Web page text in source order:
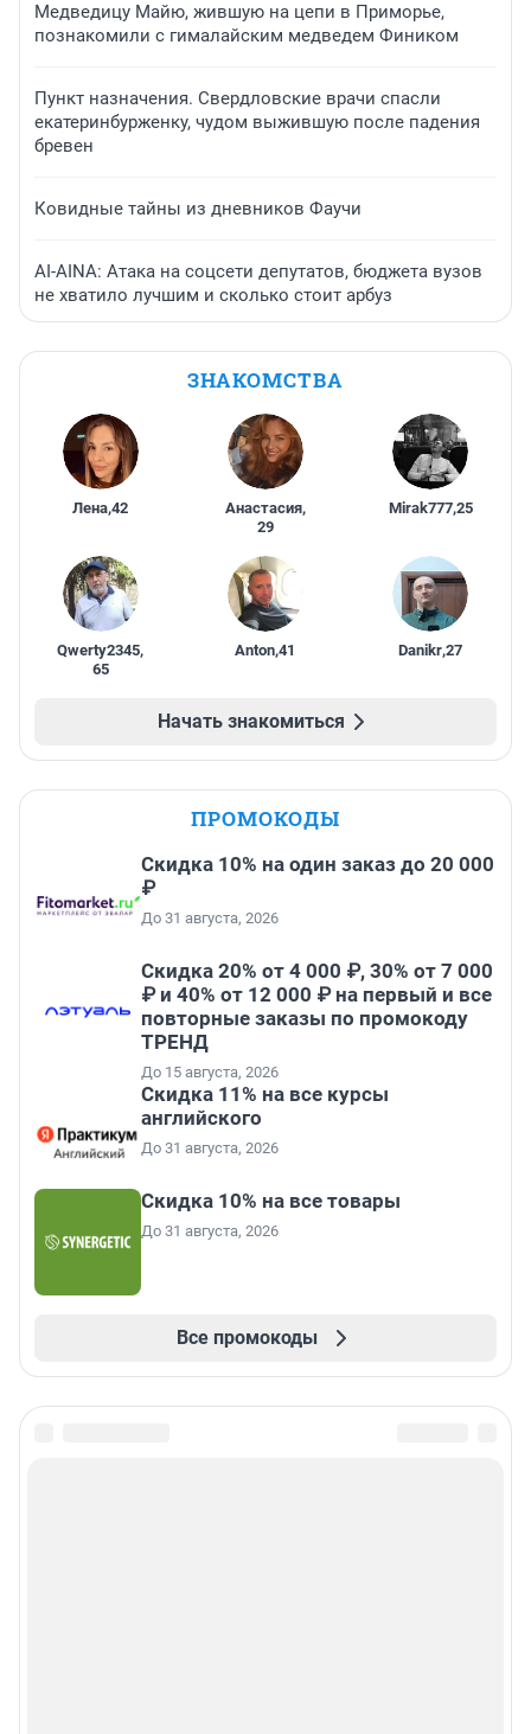
Медведицу Майю, жившую на цепи в Приморье,
познакомили с гималайским медведем Фиником
Пункт назначения. Свердловские врачи спасли
екатеринбурженку, чудом выжившую после падения
бревен
Ковидные тайны из дневников Фаучи
AI-AINA: Атака на соцсети депутатов, бюджета вузов
не хватило лучшим и сколько стоит арбуз
ЗНАКОМСТВА
Лена,42 Анастасия,
29
Mirak777,25
Qwerty2345,
65
Anton,41 Danikr,27
Начать знакомиться
ПРОМОКОДЫ
Скидка 10% на один заказ до 20 000
₽
До 31 августа, 2026
Скидка 20% от 4 000 ₽, 30% от 7 000
₽ и 40% от 12 000 ₽ на первый и все
повторные заказы по промокоду
ТРЕНД
До 15 августа, 2026
Скидка 11% на все курсы
английского
До 31 августа, 2026
Скидка 10% на все товары
До 31 августа, 2026
Все промокоды